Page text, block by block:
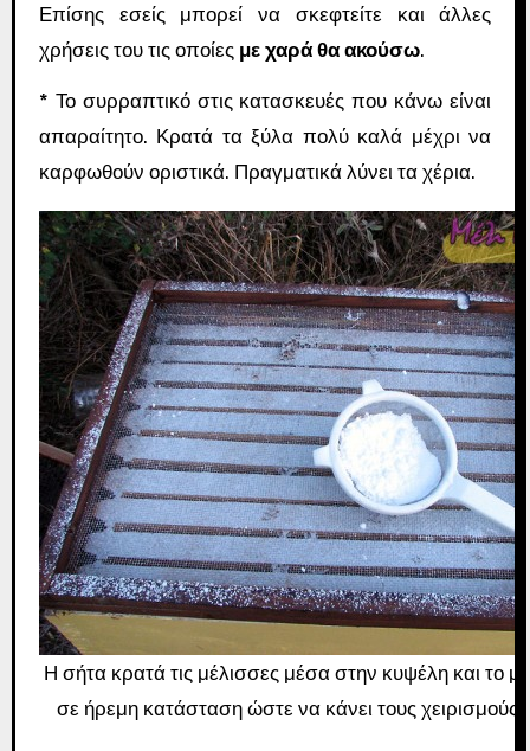
Επίσης εσείς μπορεί να σκεφτείτε και άλλες
χρήσεις του τις οποίες με χαρά θα ακούσω.
* Το συρραπτικό στις κατασκευές που κάνω είναι
απαραίτητο. Κρατά τα ξύλα πολύ καλά μέχρι να
καρφωθούν οριστικά. Πραγματικά λύνει τα χέρια.
Η σήτα κρατά τις μέλισσες μέσα στην κυψέλη και το
σε ήρεμη κατάσταση ώστε να κάνει τους χειρισμούς